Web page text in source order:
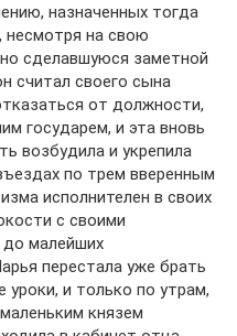
назначенных тогда
несмотря на свою
сделавшуюся заметной
считал своего сына
от должности,
государем, и эта вновь
возбудила и укрепила
по трем вверенным
исполнителен в своих
с своими
малейших
перестала уже брать
уроки, и только по утрам,
князем